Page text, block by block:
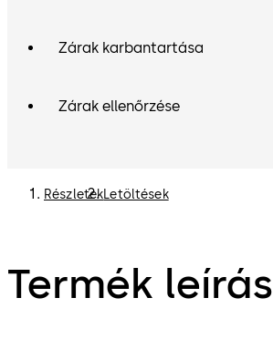
Zárak karbantartása
Zárak ellenőrzése
RészletekLetöltések
Termék leírás